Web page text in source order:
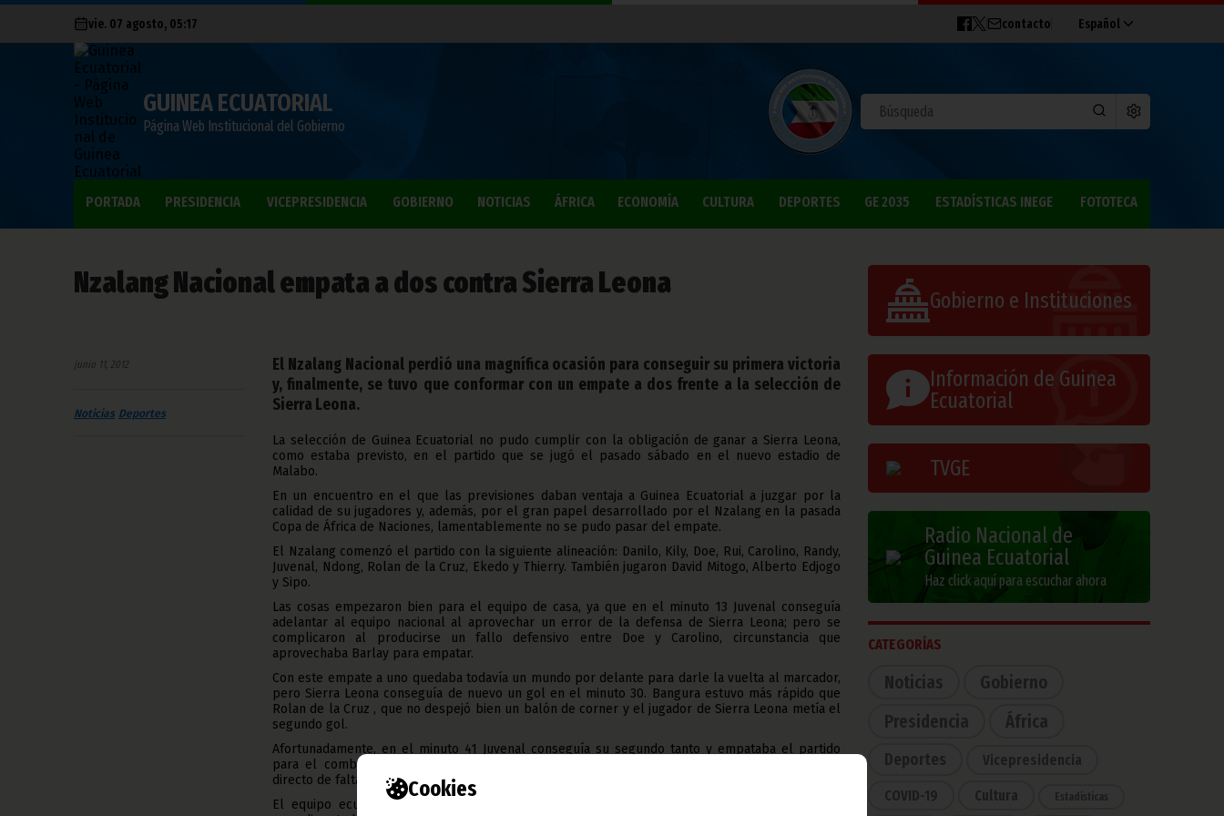
Cookies
vie. 07 agosto, 05:17 contacto Español
GUINEA ECUATORIAL
Página Web Institucional del Gobierno
PORTADA PRESIDENCIA VICEPRESIDENCIA GOBIERNO NOTICIAS ÁFRICA ECONOMÍA CULTURA DEPORTES GE 2035 ESTADÍSTICAS INEGE FOTOTECA
Nzalang Nacional empata a dos contra Sierra Leona
junio 11, 2012
Noticias Deportes
El Nzalang Nacional perdió una magnífica ocasión para conseguir su primera victoria
y, finalmente, se tuvo que conformar con un empate a dos frente a la selección de
Sierra Leona.
La selección de Guinea Ecuatorial no pudo cumplir con la obligación de ganar a Sierra Leona,
como estaba previsto, en el partido que se jugó el pasado sábado en el nuevo estadio de
Malabo.
En un encuentro en el que las previsiones daban ventaja a Guinea Ecuatorial a juzgar por la
calidad de su jugadores y, además, por el gran papel desarrollado por el Nzalang en la pasada
Copa de África de Naciones, lamentablemente no se pudo pasar del empate.
El Nzalang comenzó el partido con la siguiente alineación: Danilo, Kily, Doe, Rui, Carolino, Randy,
Juvenal, Ndong, Rolan de la Cruz, Ekedo y Thierry. También jugaron David Mitogo, Alberto Edjogo
y Sipo.
Las cosas empezaron bien para el equipo de casa, ya que en el minuto 13 Juvenal conseguía
adelantar al equipo nacional al aprovechar un error de la defensa de Sierra Leona; pero se
complicaron al producirse un fallo defensivo entre Doe y Carolino, circunstancia que
aprovechaba Barlay para empatar.
Con este empate a uno quedaba todavía un mundo por delante para darle la vuelta al marcador,
pero Sierra Leona conseguía de nuevo un gol en el minuto 30. Bangura estuvo más rápido que
Rolan de la Cruz , que no despejó bien un balón de corner y el jugador de Sierra Leona metía el
segundo gol.
Afortunadamente, en el minuto 41 Juvenal conseguía su segundo tanto y empataba el partido
para el combinado Nacional. El gol se produjo como consecuencia de un gran lanzamiento
directo de falta.
El equipo ecuatoguineano se fue al descanso con el convencimiento de que aquello tenía
Gobierno e Instituciones
Información de Guinea
Ecuatorial
TVGE
Radio Nacional de
Guinea Ecuatorial
Haz click aquí para escuchar ahora
CATEGORÍAS
Noticias
Gobierno
Presidencia
África
Deportes Vicepresidencia
COVID-19 Cultura Estadísticas